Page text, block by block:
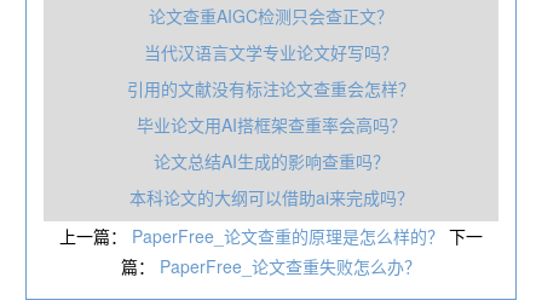
论文查重AIGC检测只会查正文？
当代汉语言文学专业论文好写吗？
引用的文献没有标注论文查重会怎样？
毕业论文用AI搭框架查重率会高吗？
论文总结AI生成的影响查重吗？
本科论文的大纲可以借助ai来完成吗？
上一篇： PaperFree_论文查重的原理是怎么样的？ 下一
篇： PaperFree_论文查重失败怎么办？